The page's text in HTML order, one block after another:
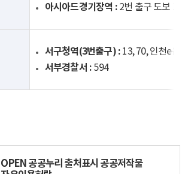
아시아드경기장역 : 2번 출구 도보 14
서구청역(3번출구) : 13, 70, 인천e음
서부경찰서 : 594
OPEN 공공누리 출처표시 공공저작물